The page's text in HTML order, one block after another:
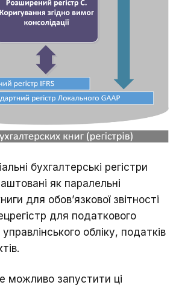
бухгалтерські регістри
як паралельні
для обов’язкової звітності
для податкового
обліку, податків
можливо запустити ці